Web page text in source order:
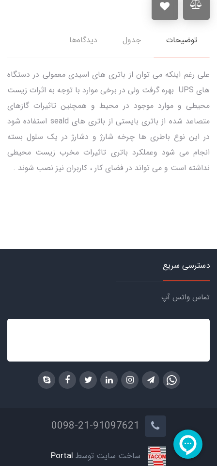
توضیحات جدول دیدگاه‌ها
علی رغم اینکه می توان از باتری های اسیدی معمولی در دستگاه
های UPS بهره گرفت ولی در برخی موارد با توجه به اثرات زیست
محیطی و موارد موجود در محیط و همچنین تاثیرات گازهای
متصاعد شده از باتری بایستی از باتری های seald استفاده شود
در این نوع باطری ها چرخه شارژ و دشارژ در یک سلول بسته
انجام می شود وعملکرد باتری تاثیرات مخرب زیست محیطی
نداشته است و می تواند در فضای کار ، کاربران نیز نصب شوند .
دسترسی سریع
تماس واتس آپ
ساخت سایت توسط Portal